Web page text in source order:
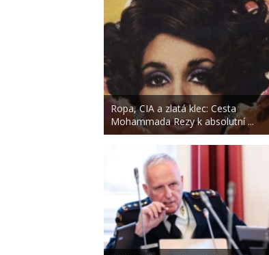
Ropa, CIA a zlatá klec: Cesta
Mohammada Rezy k absolutní ...